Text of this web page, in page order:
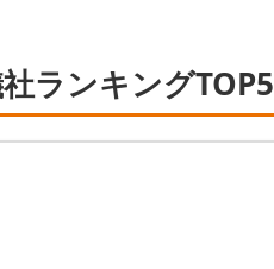
ランキングTOP5